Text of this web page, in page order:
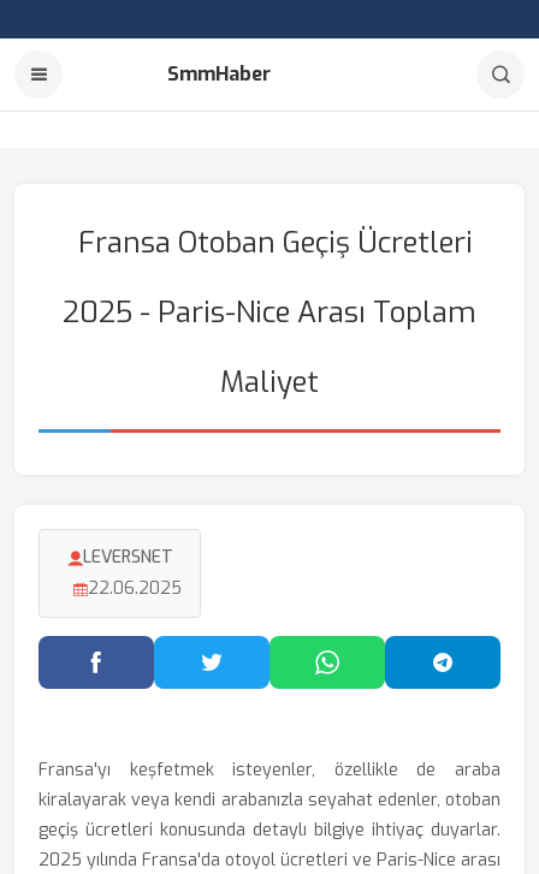
SmmHaber
Fransa Otoban Geçiş Ücretleri
2025 - Paris-Nice Arası Toplam
Maliyet
LEVERSNET
22.06.2025
Facebook'ta PaylaşTwitter'da PaylaşWhatsApp'ta Paylaş
Fransa'yı keşfetmek isteyenler, özellikle de araba
kiralayarak veya kendi arabanızla seyahat edenler, otoban
geçiş ücretleri konusunda detaylı bilgiye ihtiyaç duyarlar.
2025 yılında Fransa'da otoyol ücretleri ve Paris-Nice arası